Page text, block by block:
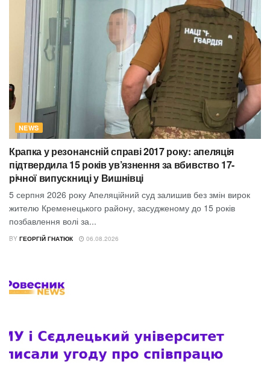
NEWS
Крапка у резонансній справі 2017 року: апеляція
підтвердила 15 років ув’язнення за вбивство 17-
річної випускниці у Вишнівці
5 серпня 2026 року Апеляційний суд залишив без змін вирок
жителю Кременецького району, засудженому до 15 років
позбавлення волі за...
BY ГЕОРГІЙ ГНАТЮК 06.08.2026